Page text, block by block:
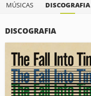
MÚSICAS DISCOGRAFIA
DISCOGRAFIA